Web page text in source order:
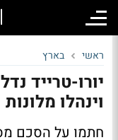
ראשי בארץ
יורו-טרייד
וינהלו מלונות
חתמו על הסכם